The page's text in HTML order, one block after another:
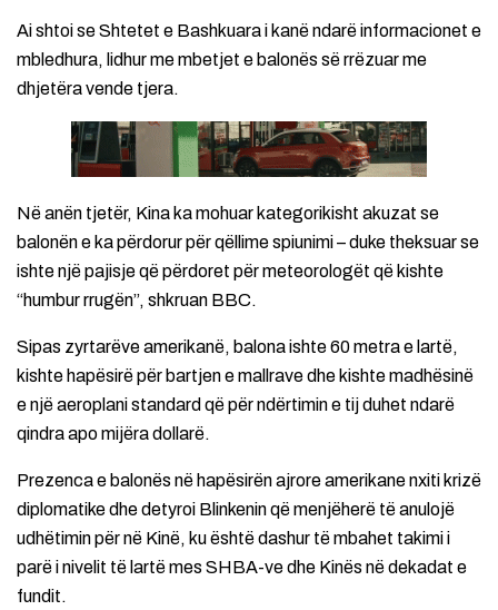
Ai shtoi se Shtetet e Bashkuara i kanë ndarë informacionet e
mbledhura, lidhur me mbetjet e balonës së rrëzuar me
dhjetëra vende tjera.
Në anën tjetër, Kina ka mohuar kategorikisht akuzat se
balonën e ka përdorur për qëllime spiunimi – duke theksuar se
ishte një pajisje që përdoret për meteorologët që kishte
“humbur rrugën”, shkruan BBC.
Sipas zyrtarëve amerikanë, balona ishte 60 metra e lartë,
kishte hapësirë për bartjen e mallrave dhe kishte madhësinë
e një aeroplani standard që për ndërtimin e tij duhet ndarë
qindra apo mijëra dollarë.
Prezenca e balonës në hapësirën ajrore amerikane nxiti krizë
diplomatike dhe detyroi Blinkenin që menjëherë të anulojë
udhëtimin për në Kinë, ku është dashur të mbahet takimi i
parë i nivelit të lartë mes SHBA-ve dhe Kinës në dekadat e
fundit.